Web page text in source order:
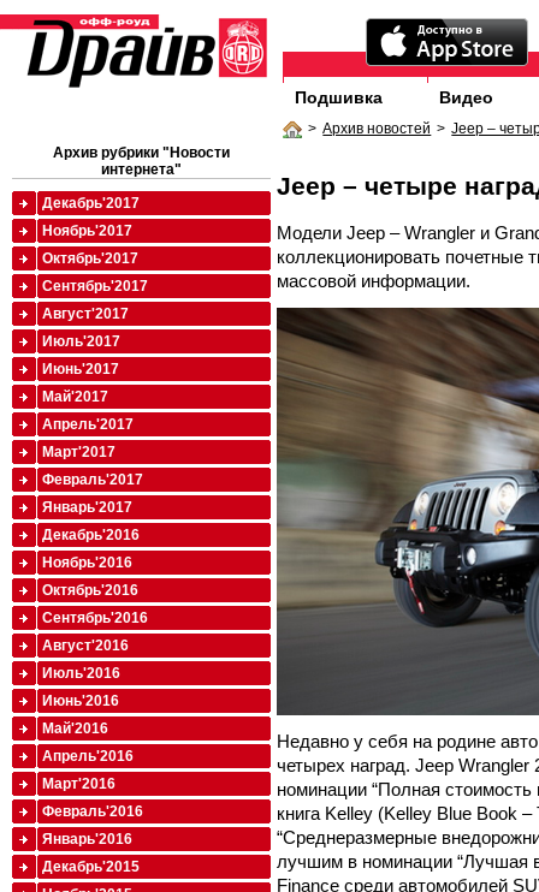
Подшивка Видео
> Архив новостей > Jeep –
Jeep – четыре
Модели Jeep – Wrangler и
коллекционировать
массовой информации.
Недавно у себя на родине
четырех наград. Jeep
номинации “Полная
книга Kelley (Kelley Blue Book
“Среднеразмерные
лучшим в номинации “Лучшая
Finance среди автомобилей
Архив рубрики "Новости
интернета"
Декабрь'2017
Ноябрь'2017
Октябрь'2017
Сентябрь'2017
Август'2017
Июль'2017
Июнь'2017
Май'2017
Апрель'2017
Март'2017
Февраль'2017
Январь'2017
Декабрь'2016
Ноябрь'2016
Октябрь'2016
Сентябрь'2016
Август'2016
Июль'2016
Июнь'2016
Май'2016
Апрель'2016
Март'2016
Февраль'2016
Январь'2016
Декабрь'2015